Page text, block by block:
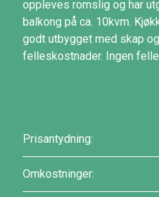
oppleves romslig og har
balkong på ca. 10kvm.
godt utbygget med skap
felleskostnader. Ingen
Prisantydning:
Omkostninger: